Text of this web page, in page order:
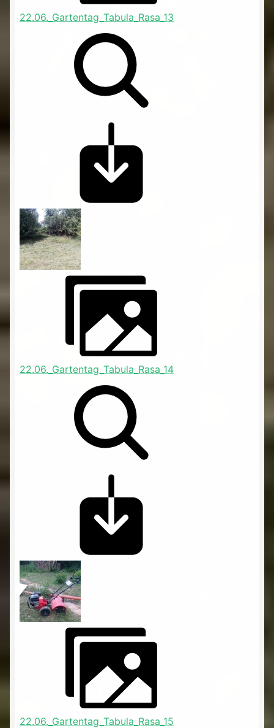
22.06._Gartentag_Tabula_Rasa_13
22.06._Gartentag_Tabula_Rasa_14
22.06._Gartentag_Tabula_Rasa_15